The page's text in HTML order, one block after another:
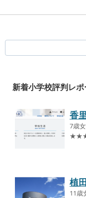
新着小学校評判レポ
香
7歳
植
11歳